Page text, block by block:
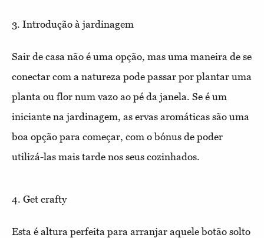
3. Introdução à jardinagem
Sair de casa não é uma opção, mas uma maneira de se
conectar com a natureza pode passar por plantar uma
planta ou flor num vazo ao pé da janela. Se é um
iniciante na jardinagem, as ervas aromáticas são uma
boa opção para começar, com o bónus de poder
utilizá-las mais tarde nos seus cozinhados.
4. Get crafty
Esta é altura perfeita para arranjar aquele botão solto